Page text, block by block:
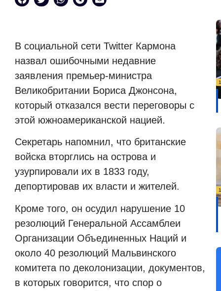
В социальной сети Twitter Кармона
назвал ошибочными недавние
заявления премьер-министра
Великобритании Бориса Джонсона,
который отказался вести переговоры с
этой южноамериканской нацией.
Секретарь напомнил, что британские
войска вторглись на острова и
узурпировали их в 1833 году,
депортировав их власти и жителей.
Кроме того, он осудил нарушение 10
резолюций Генеральной Ассамблеи
Организации Объединенных Наций и
около 40 резолюций Мальвинского
комитета по деколонизации, документов,
в которых говорится, что спор о